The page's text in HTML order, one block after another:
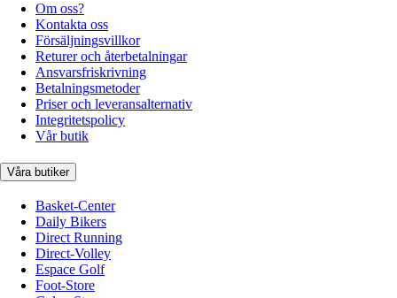
Om oss?
Kontakta oss
Försäljningsvillkor
Returer och återbetalningar
Ansvarsfriskrivning
Betalningsmetoder
Priser och leveransalternativ
Integritetspolicy
Vår butik
Våra butiker
Basket-Center
Daily Bikers
Direct Running
Direct-Volley
Espace Golf
Foot-Store